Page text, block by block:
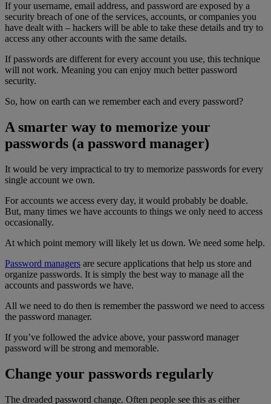
If your username, email address, and password are exposed by a
security breach of one of the services, accounts, or companies you
have dealt with – hackers will be able to take these details and try to
access any other accounts with the same details.
If passwords are different for every account you use, this technique
will not work. Meaning you can enjoy much better password
security.
So, how on earth can we remember each and every password?
A smarter way to memorize your
passwords (a password manager)
It would be very impractical to try to memorize passwords for every
single account we own.
For accounts we access every day, it would probably be doable.
But, many times we have accounts to things we only need to access
occasionally.
At which point memory will likely let us down. We need some help.
Password managers are secure applications that help us store and
organize passwords. It is simply the best way to manage all the
accounts and passwords we have.
All we need to do then is remember the password we need to access
the password manager.
If you’ve followed the advice above, your password manager
password will be strong and memorable.
Change your passwords regularly
The dreaded password change. Often people see this as either